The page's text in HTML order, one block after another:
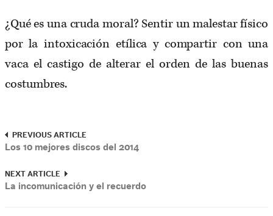
¿Qué es una cruda moral? Sentir un malestar físico
por la intoxicación etílica y compartir con una
vaca el castigo de alterar el orden de las buenas
costumbres.
PREVIOUS ARTICLE
Los 10 mejores discos del 2014
NEXT ARTICLE
La incomunicación y el recuerdo